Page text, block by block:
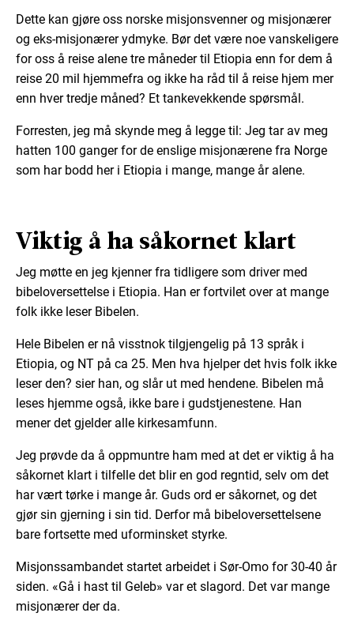
Dette kan gjøre oss norske misjonsvenner og misjonærer
og eks-misjonærer ydmyke. Bør det være noe vanskeligere
for oss å reise alene tre måneder til Etiopia enn for dem å
reise 20 mil hjemmefra og ikke ha råd til å reise hjem mer
enn hver tredje måned? Et tankevekkende spørsmål.
Forresten, jeg må skynde meg å legge til: Jeg tar av meg
hatten 100 ganger for de enslige misjonærene fra Norge
som har bodd her i Etiopia i mange, mange år alene.
Viktig å ha såkornet klart
Jeg møtte en jeg kjenner fra tidligere som driver med
bibeloversettelse i Etiopia. Han er fortvilet over at mange
folk ikke leser Bibelen.
Hele Bibelen er nå visstnok tilgjengelig på 13 språk i
Etiopia, og NT på ca 25. Men hva hjelper det hvis folk ikke
leser den? sier han, og slår ut med hendene. Bibelen må
leses hjemme også, ikke bare i gudstjenestene. Han
mener det gjelder alle kirkesamfunn.
Jeg prøvde da å oppmuntre ham med at det er viktig å ha
såkornet klart i tilfelle det blir en god regntid, selv om det
har vært tørke i mange år. Guds ord er såkornet, og det
gjør sin gjerning i sin tid. Derfor må bibeloversettelsene
bare fortsette med uforminsket styrke.
Misjonssambandet startet arbeidet i Sør-Omo for 30-40 år
siden. «Gå i hast til Geleb» var et slagord. Det var mange
misjonærer der da.